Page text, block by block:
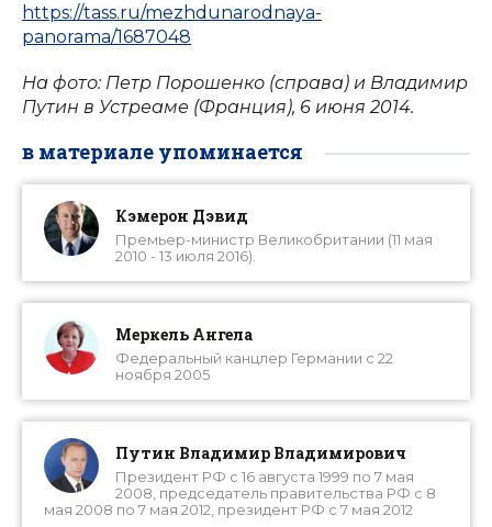
https://tass.ru/mezhdunarodnaya-
panorama/1687048
На фото: Петр Порошенко (справа) и Владимир
Путин в Устреаме (Франция), 6 июня 2014.
в материале упоминается
Кэмерон Дэвид
Премьер-министр Великобритании (11 мая
2010 - 13 июля 2016).
Меркель Ангела
Федеральный канцлер Германии с 22
ноября 2005
Путин Владимир Владимирович
Президент РФ с 16 августа 1999 по 7 мая
2008, председатель правительства РФ с 8
мая 2008 по 7 мая 2012, президент РФ с 7 мая 2012